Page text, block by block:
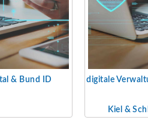
& Bund ID digitale
Kiel &